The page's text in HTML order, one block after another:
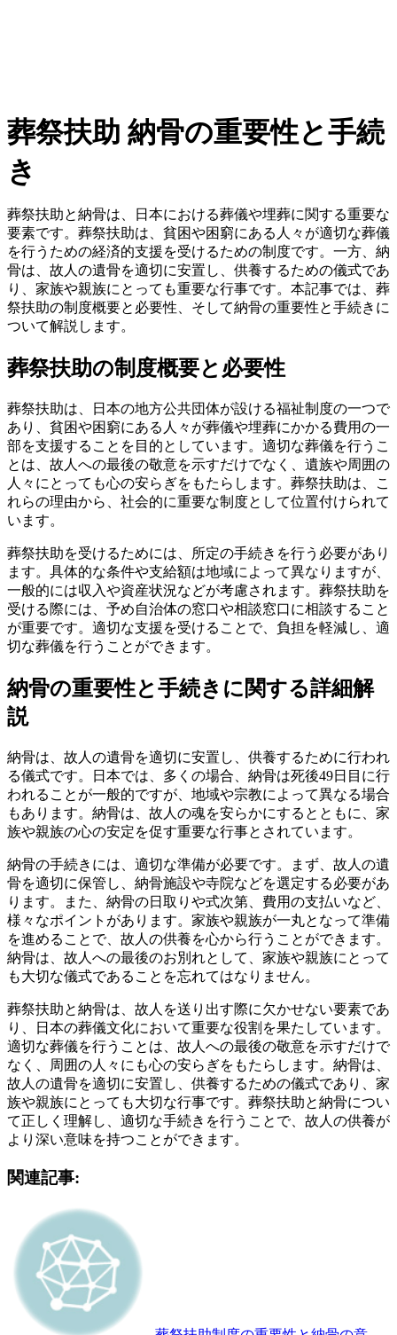
葬祭扶助 納骨の重要性と手続
き
葬祭扶助と納骨は、日本における葬儀や埋葬に関する重要な
要素です。葬祭扶助は、貧困や困窮にある人々が適切な葬儀
を行うための経済的支援を受けるための制度です。一方、納
骨は、故人の遺骨を適切に安置し、供養するための儀式であ
り、家族や親族にとっても重要な行事です。本記事では、葬
祭扶助の制度概要と必要性、そして納骨の重要性と手続きに
ついて解説します。
葬祭扶助の制度概要と必要性
葬祭扶助は、日本の地方公共団体が設ける福祉制度の一つで
あり、貧困や困窮にある人々が葬儀や埋葬にかかる費用の一
部を支援することを目的としています。適切な葬儀を行うこ
とは、故人への最後の敬意を示すだけでなく、遺族や周囲の
人々にとっても心の安らぎをもたらします。葬祭扶助は、こ
れらの理由から、社会的に重要な制度として位置付けられて
います。
葬祭扶助を受けるためには、所定の手続きを行う必要があり
ます。具体的な条件や支給額は地域によって異なりますが、
一般的には収入や資産状況などが考慮されます。葬祭扶助を
受ける際には、予め自治体の窓口や相談窓口に相談すること
が重要です。適切な支援を受けることで、負担を軽減し、適
切な葬儀を行うことができます。
納骨の重要性と手続きに関する詳細解
説
納骨は、故人の遺骨を適切に安置し、供養するために行われ
る儀式です。日本では、多くの場合、納骨は死後49日目に行
われることが一般的ですが、地域や宗教によって異なる場合
もあります。納骨は、故人の魂を安らかにするとともに、家
族や親族の心の安定を促す重要な行事とされています。
納骨の手続きには、適切な準備が必要です。まず、故人の遺
骨を適切に保管し、納骨施設や寺院などを選定する必要があ
ります。また、納骨の日取りや式次第、費用の支払いなど、
様々なポイントがあります。家族や親族が一丸となって準備
を進めることで、故人の供養を心から行うことができます。
納骨は、故人への最後のお別れとして、家族や親族にとって
も大切な儀式であることを忘れてはなりません。
葬祭扶助と納骨は、故人を送り出す際に欠かせない要素であ
り、日本の葬儀文化において重要な役割を果たしています。
適切な葬儀を行うことは、故人への最後の敬意を示すだけで
なく、周囲の人々にも心の安らぎをもたらします。納骨は、
故人の遺骨を適切に安置し、供養するための儀式であり、家
族や親族にとっても大切な行事です。葬祭扶助と納骨につい
て正しく理解し、適切な手続きを行うことで、故人の供養が
より深い意味を持つことができます。
関連記事: